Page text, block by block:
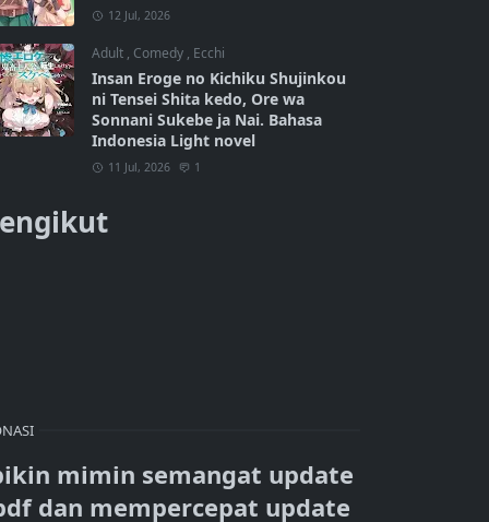
12 Jul, 2026
Adult , Comedy , Ecchi
Insan Eroge no Kichiku Shujinkou
ni Tensei Shita kedo, Ore wa
Sonnani Sukebe ja Nai. Bahasa
Indonesia Light novel
11 Jul, 2026 1
mimin semangat update
dan mempercepat update